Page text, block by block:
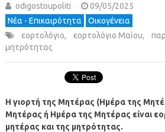
odigostoupoliti
09/05/2025
Νέα - Επικαιρότητα
Οικογένεια
εορτολόγιο, εορτολόγιο Μαίου,
μητρότητας
Η γιορτή της Μητέρας (Ημέρα της
Μητέρας ή Ημέρα της Μητέρας είναι
μητέρας και της μητρότητας.